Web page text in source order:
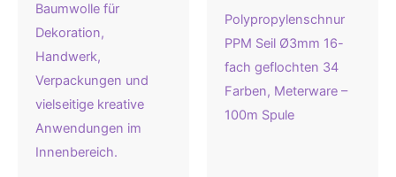
Polypropylenschnur
PPM Seil Ø3mm 16-
fach geflochten 34
Farben, Meterware –
100m Spule